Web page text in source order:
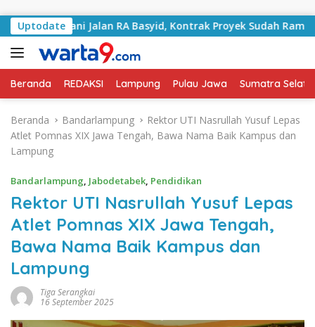
UptodateJalan RA Basyid, Kontrak Proyek Sudah Rampung
Beranda REDAKSI Lampung Pulau Jawa Sumatra
Beranda Bandarlampung
Rektor UTI Nasrullah Yusuf Lepas
Atlet Pomnas XIX Jawa Tengah, Bawa Nama Baik Kampus dan
Lampung
Bandarlampung, Jabodetabek, Pendidikan
Rektor UTI Nasrullah Yusuf Lepas
Atlet Pomnas XIX Jawa Tengah,
Bawa Nama Baik Kampus dan
Lampung
Tiga Serangkai
16 September 2025